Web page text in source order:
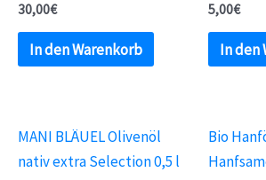
30,00€
In den Warenkorb
5,00€
In den
MANI BLÄUEL Olivenöl
nativ extra Selection 0,5 l
Bio